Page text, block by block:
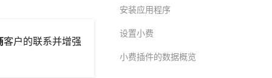
客户的联系并增强
安装应用程序
设置小费
小费插件的数据概览